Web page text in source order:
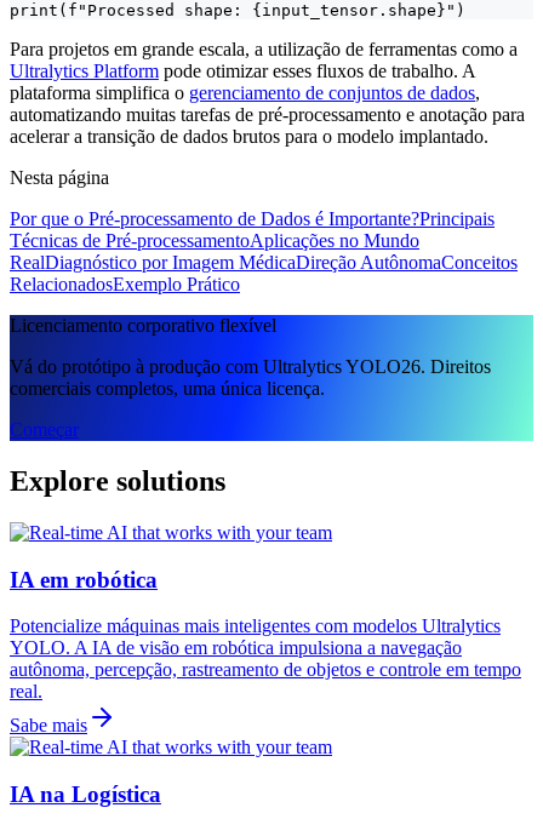
print(f"Processed shape: {input_tensor.shape}")
Para projetos em grande escala, a utilização de ferramentas como a
Ultralytics Platform pode otimizar esses fluxos de trabalho. A
plataforma simplifica o gerenciamento de conjuntos de dados,
automatizando muitas tarefas de pré-processamento e anotação para
acelerar a transição de dados brutos para o modelo implantado.
Nesta página
Por que o Pré-processamento de Dados é Importante?Principais
Técnicas de Pré-processamentoAplicações no Mundo
RealDiagnóstico por Imagem MédicaDireção AutônomaConceitos
RelacionadosExemplo Prático
Licenciamento corporativo flexível
Vá do protótipo à produção com Ultralytics YOLO26. Direitos
comerciais completos, uma única licença.
Começar
Explore solutions
IA em robótica
Potencialize máquinas mais inteligentes com modelos Ultralytics
YOLO. A IA de visão em robótica impulsiona a navegação
autônoma, percepção, rastreamento de objetos e controle em tempo
real.
Sabe mais
IA na Logística